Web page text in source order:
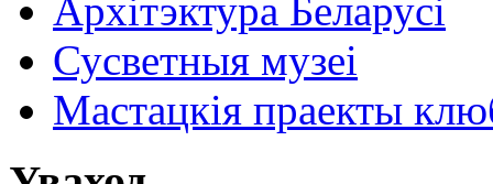
Архітэктура Беларусі
Сусветныя музеі
Мастацкія праекты